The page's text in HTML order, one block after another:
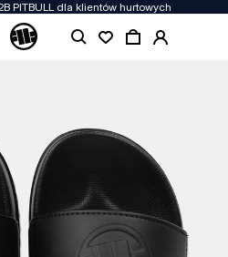
PITBULL dla klientów hurtowych